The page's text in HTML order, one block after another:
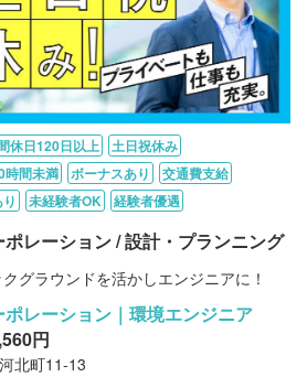
休日120日以上
土日祝休み
時間未満 ボーナスあり
交通費支給
未経験者OK 経験者優遇
レーション / 設計・プランニング
グラウンドを活かしエンジニアに！
レーション｜環境エンジニア
円
北町11-13